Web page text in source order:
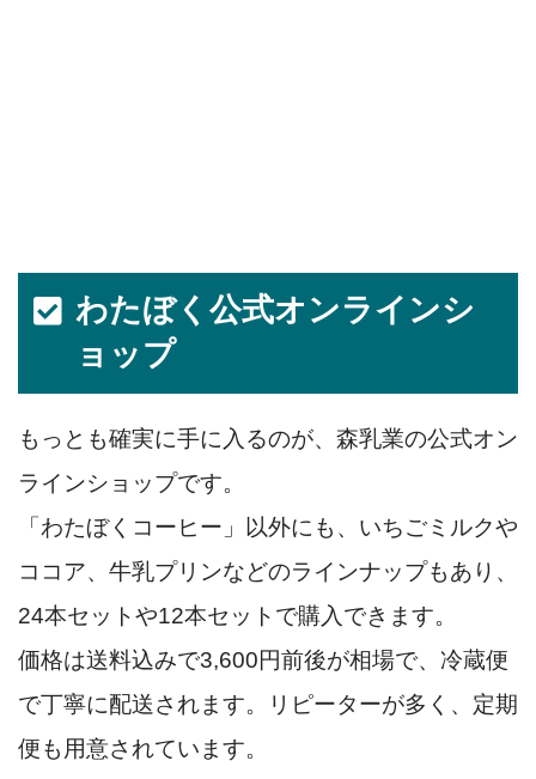
わたぼく公式オンラインシ
ョップ
もっとも確実に手に入るのが、森乳業の公式オン
ラインショップです。
「わたぼくコーヒー」以外にも、いちごミルクや
ココア、牛乳プリンなどのラインナップもあり、
24本セットや12本セットで購入できます。
価格は送料込みで3,600円前後が相場で、冷蔵便
で丁寧に配送されます。リピーターが多く、定期
便も用意されています。